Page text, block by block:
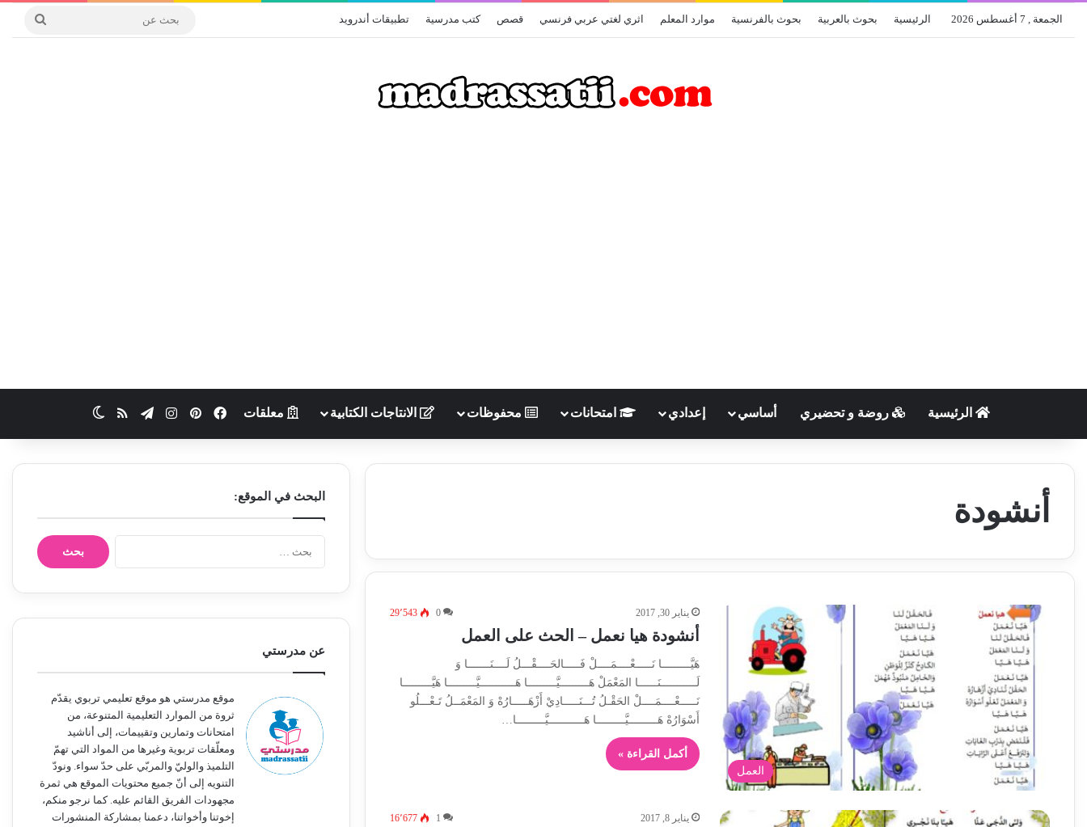
الجمعة , 7 أغسطس 2026 الرئيسية بحوث بالعربية بحوث بالفرنسية موارد المعلم اثري لغتي عربي فرنسي قصص كتب مدرسية تطبيقات أندرويد
الرئيسية روضة و تحضيري أساسي إعدادي امتحانات محفوظات الانتاجات الكتابية معلقات فيسبوكبينتيريستانستقرامتيلقرامملخص الموقع RSS
أنشودة
العمل
يناير 30, 2017 0 29٬543
أنشودة هيا نعمل – الحث على العمل
هَيَّـــــــــا نَـــــعْــــمَــــلْ فَـــــالحَــــقْـــلُ لَــــنَـــــــا وَ
لَـــــــــــنَــــــا المَعْمَلْ هَـــــــــيَّـــــــــا هَـــــــــــيَّـــــــــا هَيَّـــــــــا
نَـــــعْــــمَــــلْ الحَقْـلُ تُـــنَـــــادِيْ أَزْهَـــــارُهْ وَ المَعْمَــلُ تَـعْـــلُو
أَسْوَارُهْ هَـــــــــيَّـــــــــا هَـــــــــــيَّـــــــــا…
أكمل القراءة »
يناير 8, 2017 1 16٬677
البحث في الموقع:
ح
عن مدرستي
موقع مدرستي هو موقع تعليمي تربوي يقدّم
ثروة من الموارد التعليمية المتنوعة، من
امتحانات وتمارين وتقييمات، إلى أناشيد
ومعلّقات تربوية وغيرها من المواد التي تهمّ
التلميذ والوليّ والمربّي على حدّ سواء. ونودّ
التنويه إلى أنّ جميع محتويات الموقع هي ثمرة
مجهودات الفريق القائم عليه. كما نرجو منكم،
إخوتنا وأخواتنا، دعمنا بمشاركة المنشورات